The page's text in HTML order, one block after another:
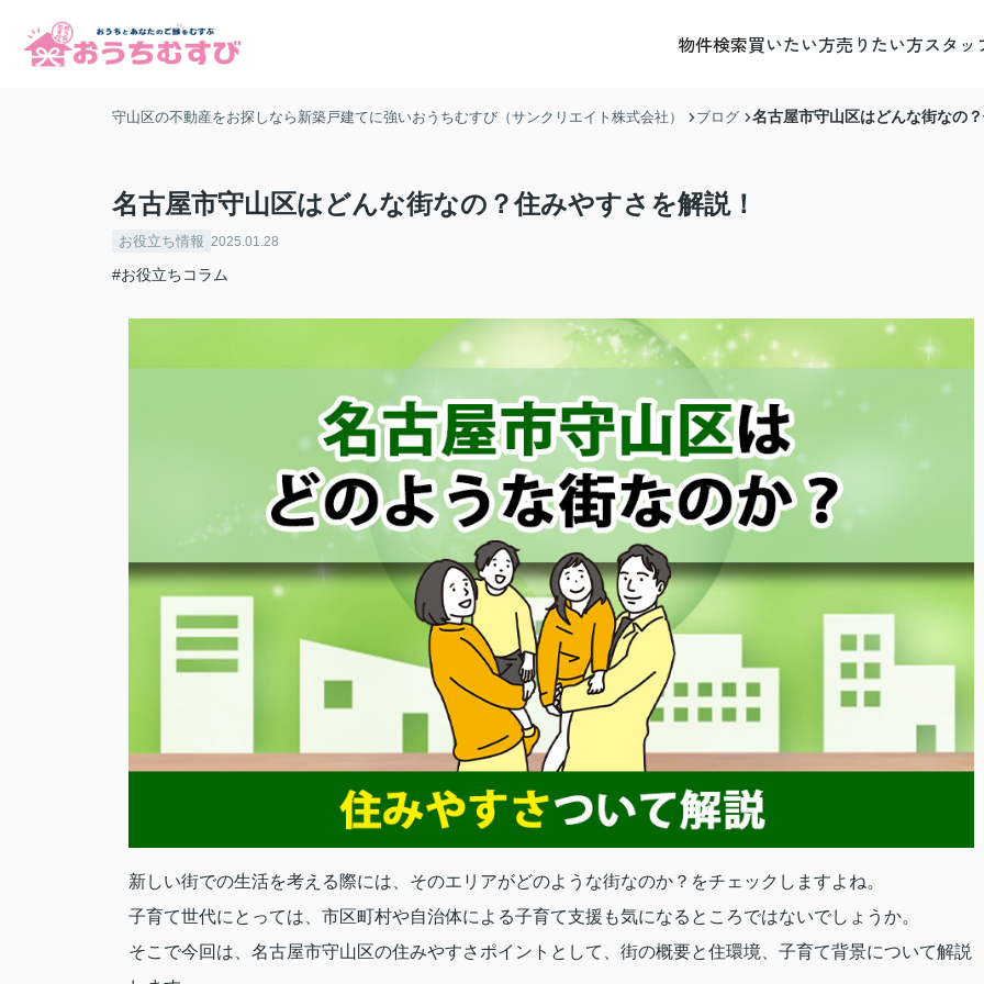
物件検索買いたい方売りたい方スタッ
守山区の不動産をお探しなら新築戸建てに強いおうちむすび（サンクリエイト株式会社） ブログ 名古屋市守山区はどんな街なの
名古屋市守山区はどんな街なの？住みやすさを解説！
お役立ち情報 2025.01.28
#お役立ちコラム
新しい街での生活を考える際には、そのエリアがどのような街なのか？をチェックしますよね。
子育て世代にとっては、市区町村や自治体による子育て支援も気になるところではないでしょうか。
そこで今回は、名古屋市守山区の住みやすさポイントとして、街の概要と住環境、子育て背景について解説